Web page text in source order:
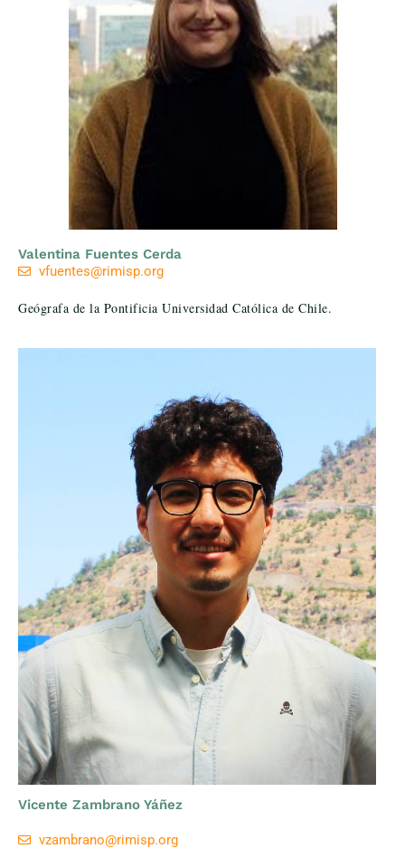
Valentina Fuentes Cerda
vfuentes@rimisp.org
Geógrafa de la Pontificia Universidad Católica de Chile.
Vicente Zambrano Yáñez
vzambrano@rimisp.org